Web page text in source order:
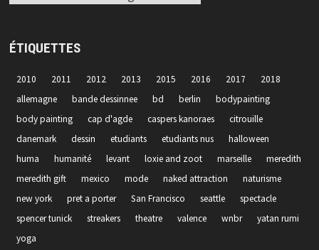
ÉTIQUETTES
2010 2011 2012 2013 2015 2016 2017
2018
allemagne
bande dessinnee bd berlin
bodypainting
body painting
cap d'agde caspers kanoraes
citrouille
danemark
dessin etudiants etudiants nus
halloween
huma
humanité levant loxie and zoot marseille
meredith
meredith gift
mexico mode naked attraction
naturisme
new york
pret a porter San Francisco seattle
spectacle
spencer tunick
streakers theatre valence wnbr
yatan rumi
yoga